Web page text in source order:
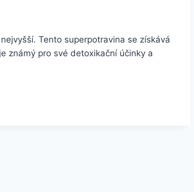
Tento superpotravina se získává
známý pro své detoxikační účinky a